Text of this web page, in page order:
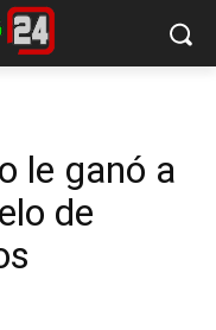
le ganó a
de